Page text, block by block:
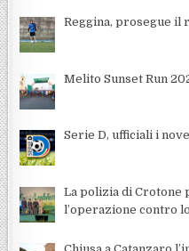
Reggina, prosegue il
Melito Sunset Run
Serie D, ufficiali i
La polizia di Crotone
l’operazione contro